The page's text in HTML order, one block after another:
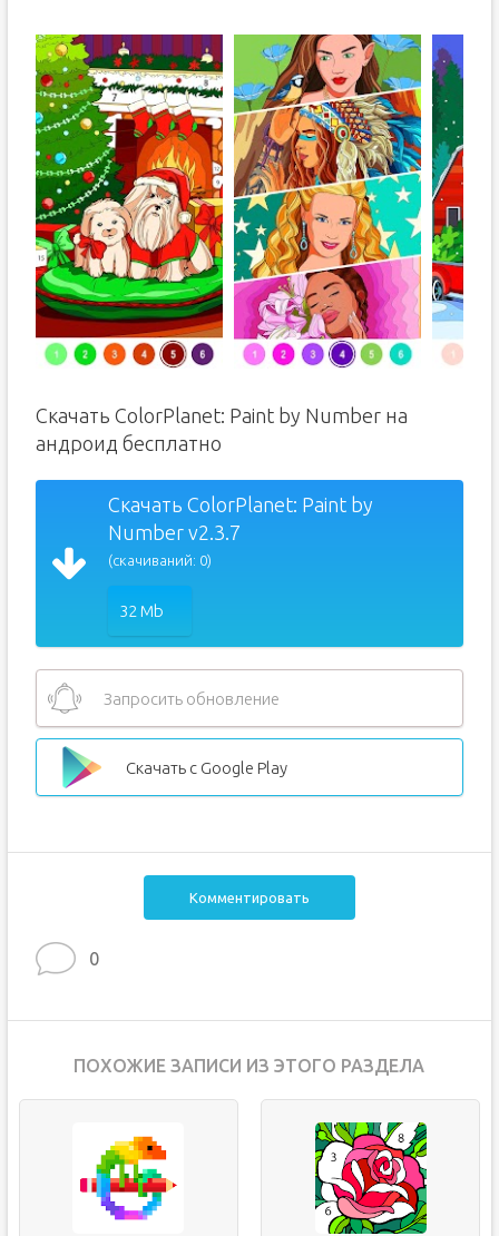
Скачать ColorPlanet: Paint by Number на
андроид бесплатно
Скачать ColorPlanet: Paint by
Number v2.3.7
(скачиваний: 0)
32 Mb
Запросить обновление
Скачать с Google Play
Комментировать
0
ПОХОЖИЕ ЗАПИСИ ИЗ ЭТОГО РАЗДЕЛА